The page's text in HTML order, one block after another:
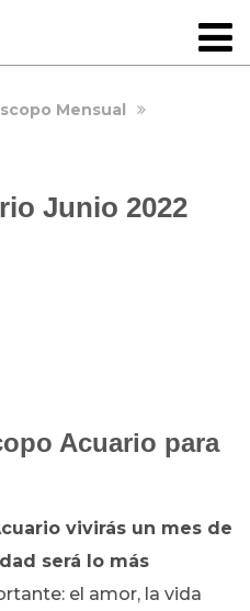
Mensual
Junio 2022
Acuario para
vivirás un mes de
será lo más
el amor, la vida